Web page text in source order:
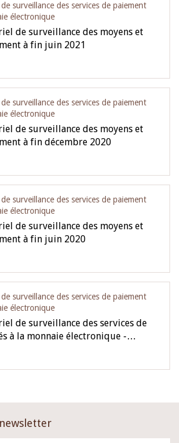
surveillance des services de paiement
électronique
de surveillance des moyens et
à fin juin 2021
surveillance des services de paiement
électronique
de surveillance des moyens et
à fin décembre 2020
surveillance des services de paiement
électronique
de surveillance des moyens et
à fin juin 2020
surveillance des services de paiement
électronique
de surveillance des services de
à la monnaie électronique -…